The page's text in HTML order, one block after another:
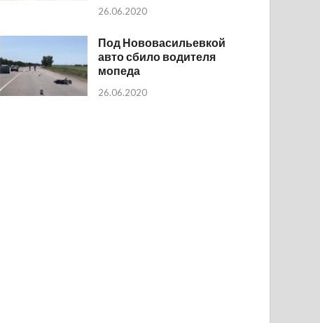
26.06.2020
Под Нововасильевкой
авто сбило водителя
мопеда
26.06.2020